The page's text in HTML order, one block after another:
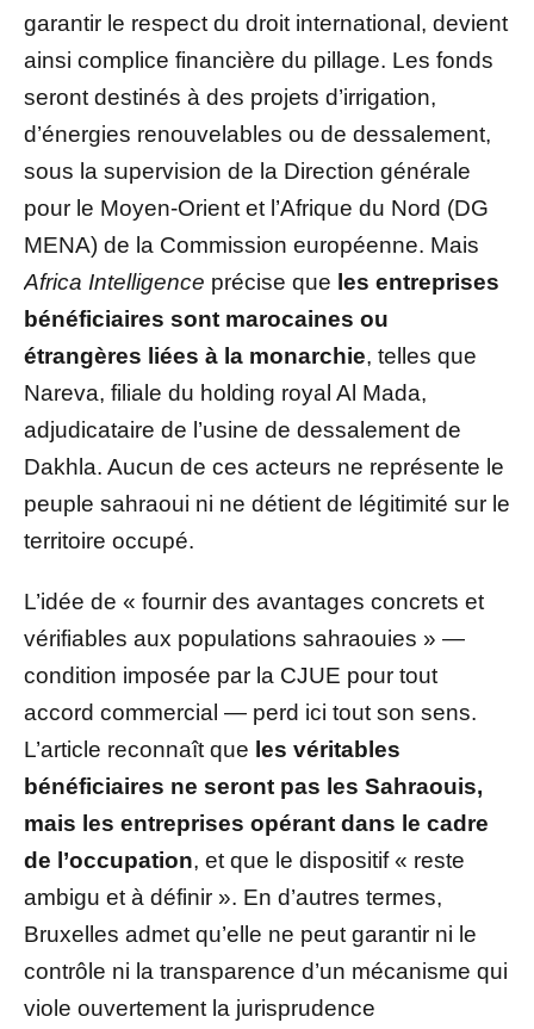
garantir le respect du droit international, devient
ainsi complice financière du pillage. Les fonds
seront destinés à des projets d’irrigation,
d’énergies renouvelables ou de dessalement,
sous la supervision de la Direction générale
pour le Moyen-Orient et l’Afrique du Nord (DG
MENA) de la Commission européenne. Mais
Africa Intelligence précise que les entreprises
bénéficiaires sont marocaines ou
étrangères liées à la monarchie, telles que
Nareva, filiale du holding royal Al Mada,
adjudicataire de l’usine de dessalement de
Dakhla. Aucun de ces acteurs ne représente le
peuple sahraoui ni ne détient de légitimité sur le
territoire occupé.
L’idée de « fournir des avantages concrets et
vérifiables aux populations sahraouies » —
condition imposée par la CJUE pour tout
accord commercial — perd ici tout son sens.
L’article reconnaît que les véritables
bénéficiaires ne seront pas les Sahraouis,
mais les entreprises opérant dans le cadre
de l’occupation, et que le dispositif « reste
ambigu et à définir ». En d’autres termes,
Bruxelles admet qu’elle ne peut garantir ni le
contrôle ni la transparence d’un mécanisme qui
viole ouvertement la jurisprudence